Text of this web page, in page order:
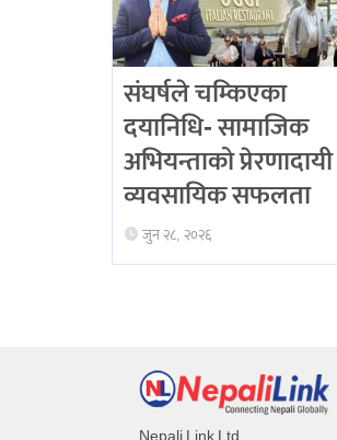
संघर्षले चम्किएका
दयानिधि- सामाजिक
अभियन्ताको प्रेरणादायी
व्यवसायिक सफलता
जुन २८, २०२६